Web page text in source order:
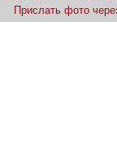
Прислать фото